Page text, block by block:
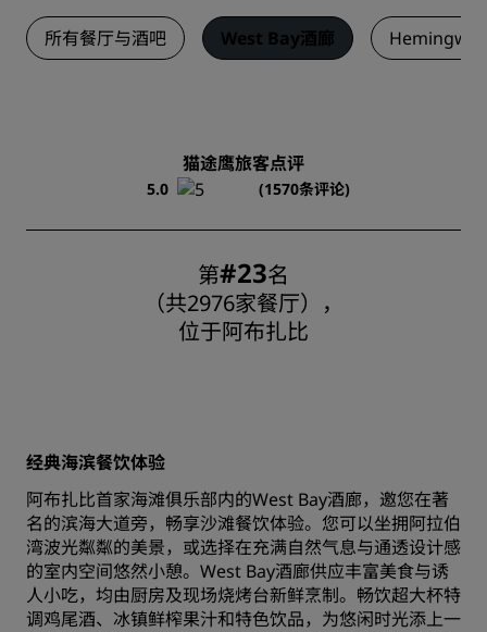
所有餐厅与酒吧 West Bay酒廊
猫途鹰旅客点评
5.0 (1570条评论)
第#23名
（共2976家餐厅），
位于阿布扎比
经典海滨餐饮体验
阿布扎比首家海滩俱乐部内的West Bay酒廊，邀您在著
名的滨海大道旁，畅享沙滩餐饮体验。您可以坐拥阿拉伯
湾波光粼粼的美景，或选择在充满自然气息与通透设计感
的室内空间悠然小憩。West Bay酒廊供应丰富美食与诱
人小吃，均由厨房及现场烧烤台新鲜烹制。畅饮超大杯特
调鸡尾酒、冰镇鲜榨果汁和特色饮品，为悠闲时光添上一